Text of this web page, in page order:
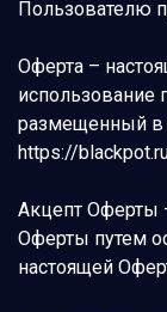
Пользователю
Оферта –
использование
размещенный в
https://
Акцепт Оферты
Оферты путем
настоящей